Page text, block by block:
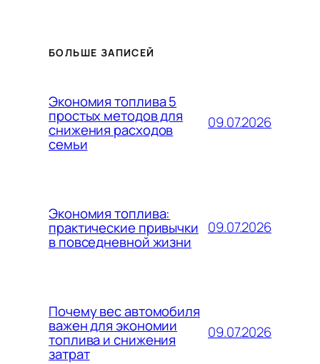
БОЛЬШЕ ЗАПИСЕЙ
Экономия топлива 5
простых методов для
снижения расходов
семьи
09.07.2026
Экономия топлива:
практические привычки
в повседневной жизни
09.07.2026
Почему вес автомобиля
важен для экономии
топлива и снижения
затрат
09.07.2026